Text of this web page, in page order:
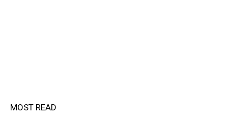
MOST READ